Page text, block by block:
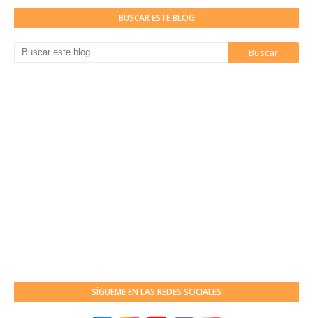
BUSCAR ESTE BLOG
SÍGUEME EN LAS REDES SOCIALES